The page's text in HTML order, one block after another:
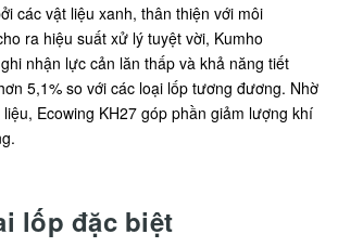
các vật liệu xanh, thân thiện với môi
ra hiệu suất xử lý tuyệt vời, Kumho
nhận lực cản lăn thấp và khả năng tiết
5,1% so với các loại lốp tương đương. Nhờ
Ecowing KH27 góp phần giảm lượng khí
lốp đặc biệt